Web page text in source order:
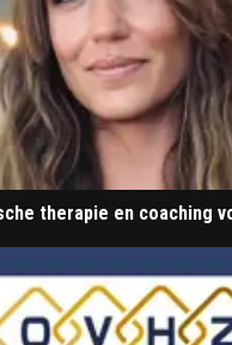
therapie en coaching